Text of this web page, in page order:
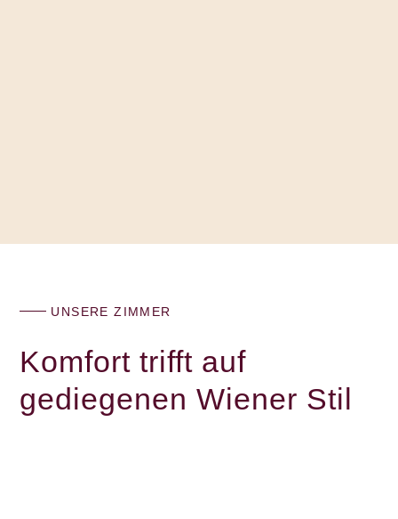
UNSERE ZIMMER
Komfort trifft auf
gediegenen Wiener Stil